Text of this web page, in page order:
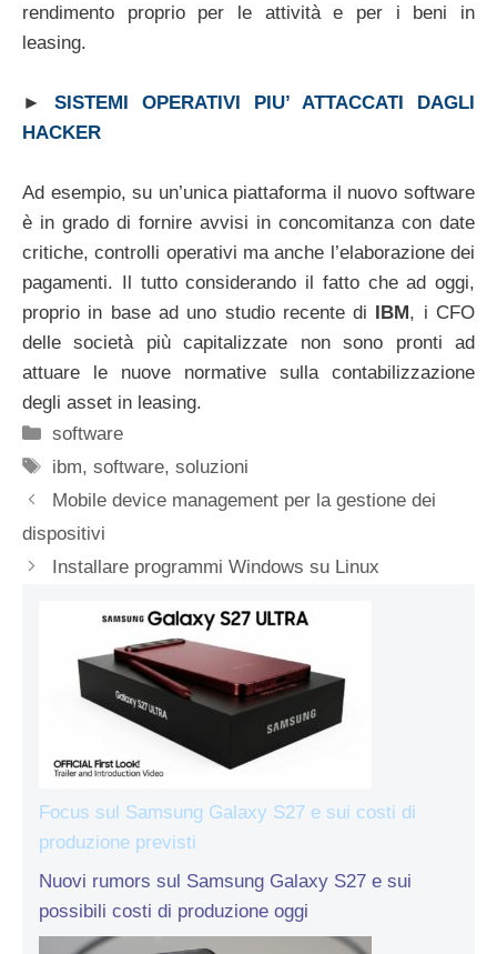
rendimento proprio per le attività e per i beni in
leasing.
► SISTEMI OPERATIVI PIU’ ATTACCATI DAGLI
HACKER
Ad esempio, su un’unica piattaforma il nuovo software
è in grado di fornire avvisi in concomitanza con date
critiche, controlli operativi ma anche l’elaborazione dei
pagamenti. Il tutto considerando il fatto che ad oggi,
proprio in base ad uno studio recente di IBM, i CFO
delle società più capitalizzate non sono pronti ad
attuare le nuove normative sulla contabilizzazione
degli asset in leasing.
Categorie
software
Tag
ibm,software,soluzioni
Mobile device management per la gestione dei
dispositivi
Installare programmi Windows su Linux
Focus sul Samsung Galaxy S27 e sui costi di
produzione previsti
Nuovi rumors sul Samsung Galaxy S27 e sui
possibili costi di produzione oggi